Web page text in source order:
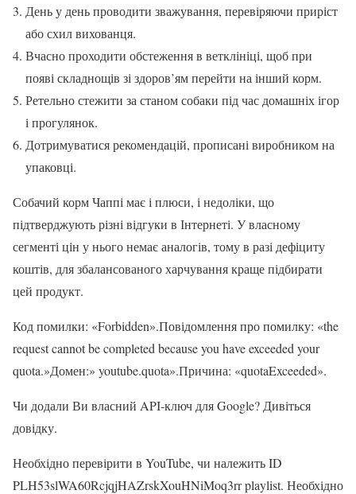
День у день проводити зважування, перевіряючи приріст
або схил вихованця.
Вчасно проходити обстеження в ветклініці, щоб при
появі складнощів зі здоров’ям перейти на інший корм.
Ретельно стежити за станом собаки під час домашніх ігор
і прогулянок.
Дотримуватися рекомендацій, прописані виробником на
упаковці.
Собачий корм Чаппі має і плюси, і недоліки, що
підтверджують різні відгуки в Інтернеті. У власному
сегменті цін у нього немає аналогів, тому в разі дефіциту
коштів, для збалансованого харчування краще підбирати
цей продукт.
Код помилки: «Forbidden».Повідомлення про помилку: «the
request cannot be completed because you have exceeded your
quota.»Домен:» youtube.quota».Причина: «quotaExceeded».
Чи додали Ви власний API-ключ для Google? Дивіться
довідку.
Необхідно перевірити в YouTube, чи належить ID
PLH53slWA60RcjqjHAZrskXouHNiMoq3rr playlist. Необхідно